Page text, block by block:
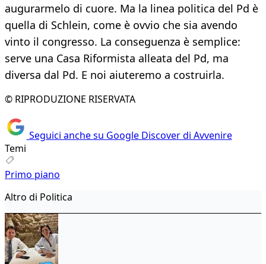
augurarmelo di cuore. Ma la linea politica del Pd è
quella di Schlein, come è ovvio che sia avendo
vinto il congresso. La conseguenza è semplice:
serve una Casa Riformista alleata del Pd, ma
diversa dal Pd. E noi aiuteremo a costruirla.
© RIPRODUZIONE RISERVATA
Seguici anche su Google Discover di Avvenire
Temi
Primo piano
Altro di Politica